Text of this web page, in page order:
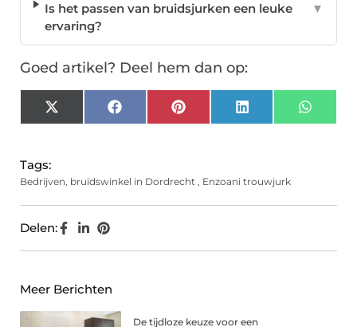
Is het passen van bruidsjurken een leuke
ervaring?
▼
Goed artikel? Deel hem dan op:
X
(Twitter)
FacebookPinterest LinkedIn
Tags:
Bedrijven, bruidswinkel in Dordrecht , Enzoani trouwjurk
Delen:
Meer Berichten
De tijdloze keuze voor een